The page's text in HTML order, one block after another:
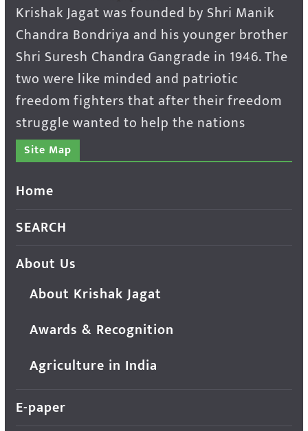
Krishak Jagat was founded by Shri Manik
Chandra Bondriya and his younger brother
Shri Suresh Chandra Gangrade in 1946. The
two were like minded and patriotic
freedom fighters that after their freedom
struggle wanted to help the nations
Site Map
Home
SEARCH
About Us
About Krishak Jagat
Awards & Recognition
Agriculture in India
E-paper